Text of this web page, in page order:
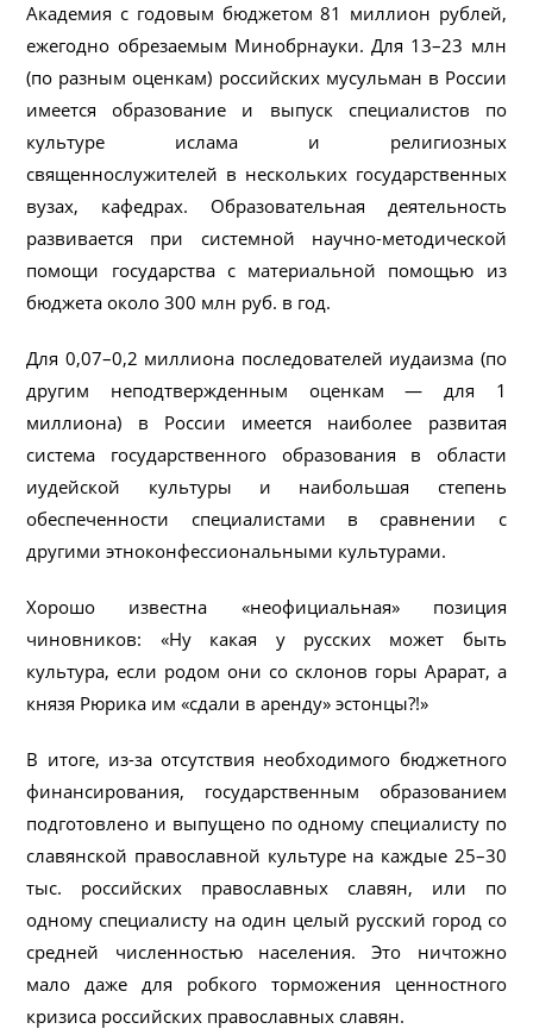
Академия с годовым бюджетом 81 миллион рублей,
ежегодно обрезаемым Минобрнауки. Для 13–23 млн
(по разным оценкам) российских мусульман в России
имеется образование и выпуск специалистов по
культуре ислама и религиозных
священнослужителей в нескольких государственных
вузах, кафедрах. Образовательная деятельность
развивается при системной научно-методической
помощи государства с материальной помощью из
бюджета около 300 млн руб. в год.
Для 0,07–0,2 миллиона последователей иудаизма (по
другим неподтвержденным оценкам — для 1
миллиона) в России имеется наиболее развитая
система государственного образования в области
иудейской культуры и наибольшая степень
обеспеченности специалистами в сравнении с
другими этноконфессиональными культурами.
Хорошо известна «неофициальная» позиция
чиновников: «Ну какая у русских может быть
культура, если родом они со склонов горы Арарат, а
князя Рюрика им «сдали в аренду» эстонцы?!»
В итоге, из-за отсутствия необходимого бюджетного
финансирования, государственным образованием
подготовлено и выпущено по одному специалисту по
славянской православной культуре на каждые 25–30
тыс. российских православных славян, или по
одному специалисту на один целый русский город со
средней численностью населения. Это ничтожно
мало даже для робкого торможения ценностного
кризиса российских православных славян.